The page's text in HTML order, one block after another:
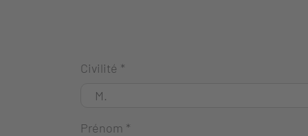
Civilité *
Prénom *